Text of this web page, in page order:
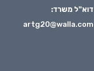
דוא"ל משרד:
artg20@walla.com